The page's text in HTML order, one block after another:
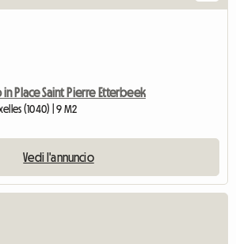
Place Saint Pierre Etterbeek
(1040) | 9 M2
Vedi l'annuncio